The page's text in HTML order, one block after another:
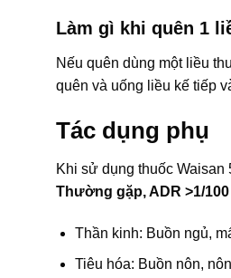
Làm gì khi quên 1
Nếu quên dùng một liều
quên và uống liều kế tiếp
Tác dụng phụ
Khi sử dụng thuốc Waisan
Thường gặp, ADR >1/100
Thần kinh: Buồn ngủ,
Tiêu hóa: Buồn nôn,